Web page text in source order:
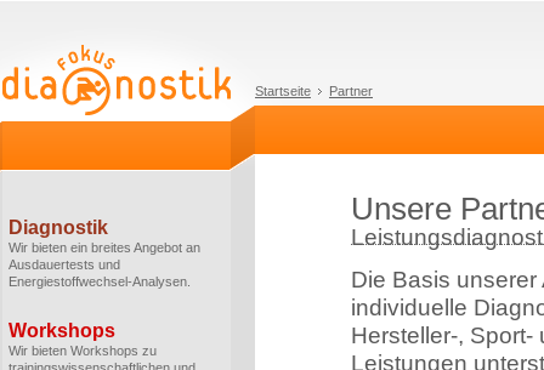
Startseite Partner
Diagnostik
Wir bieten ein breites Angebot an
Ausdauertests und
Energiestoffwechsel-Analysen.
Workshops
Wir bieten Workshops zu
Unsere
Die Basis
individuelle
Hersteller-,
Leistungen